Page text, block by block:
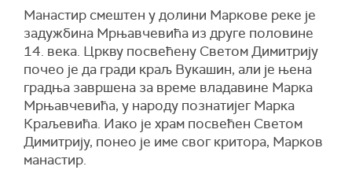
Манастир смештен у долини Маркове реке је
задужбина Мрњавчевића из друге половине
14. века. Цркву посвећену Светом Димитрију
почео је да гради краљ Вукашин, али је њена
градња завршена за време владавине Марка
Мрњавчевића, у народу познатијег Марка
Краљевића. Иако је храм посвећен Светом
Димитрију, понео је име свог критора, Марков
манастир.